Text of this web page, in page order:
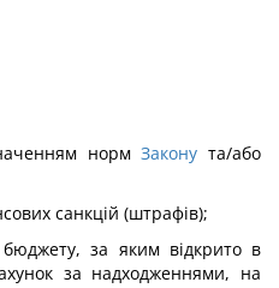
нормЗакону та/або
санкцій (штрафів);
бюджету, за яким відкрито в
за надходженнями, на